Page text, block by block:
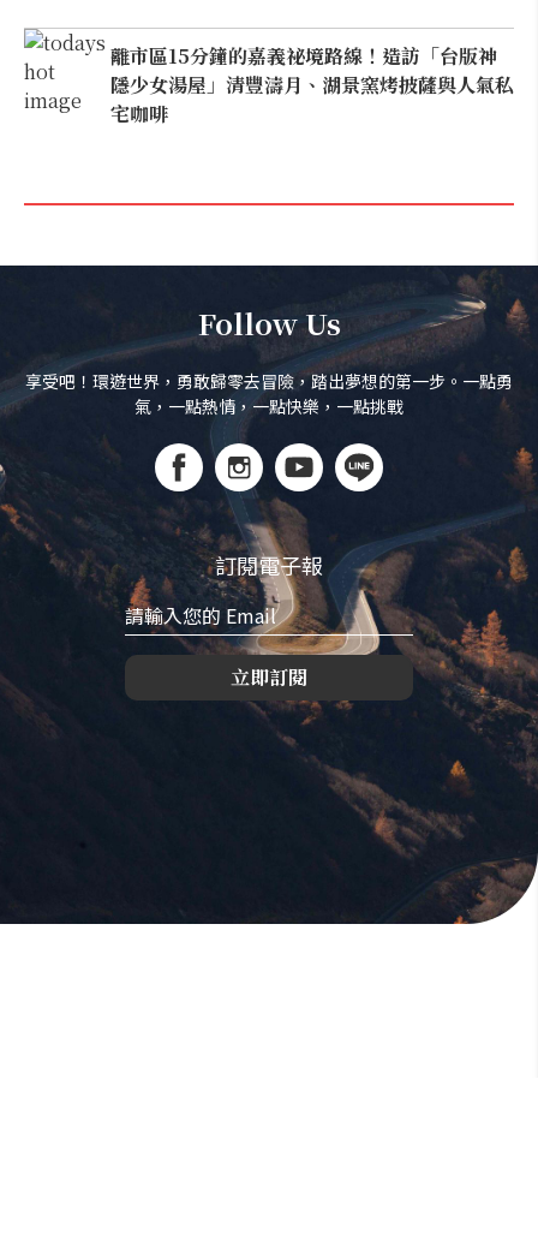
離市區15分鐘的嘉義祕境路線！造訪「台版神
隱少女湯屋」清豐濤月、湖景窯烤披薩與人氣私
宅咖啡
Follow Us
享受吧！環遊世界，勇敢歸零去冒險，踏出夢想的第一步。一點勇
氣，一點熱情，一點快樂，一點挑戰
訂閱電子報
立即訂閱